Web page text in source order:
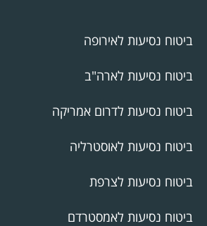
ביטוח נסיעות לאירופה
ביטוח נסיעות לארה"ב
ביטוח נסיעות לדרום אמריקה
ביטוח נסיעות לאוסטרליה
ביטוח נסיעות לצרפת
ביטוח נסיעות לאמסטרדם